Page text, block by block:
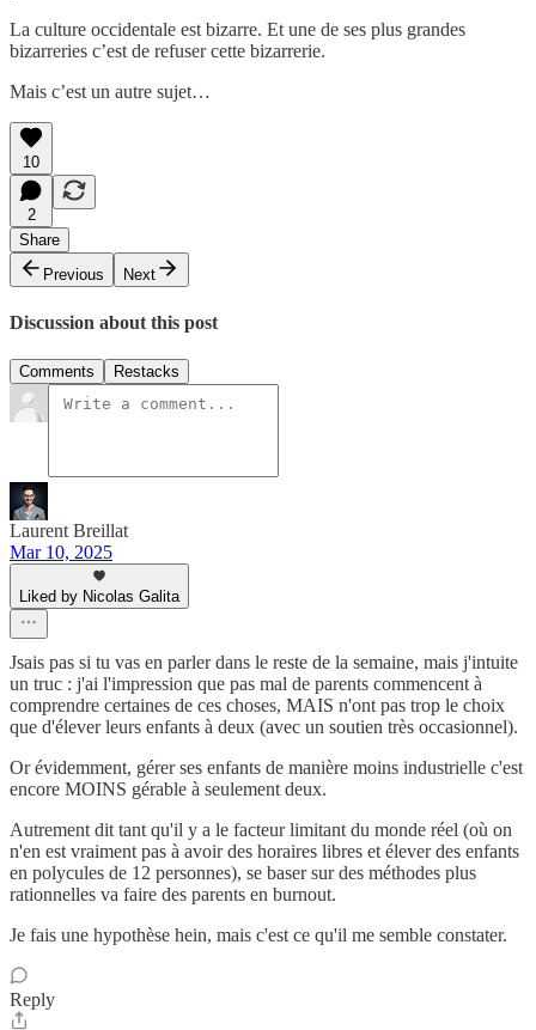
La culture occidentale est bizarre. Et une de ses plus grandes
bizarreries c’est de refuser cette bizarrerie.
Mais c’est un autre sujet…
10
2
Share
Previous
Next
Discussion about this post
Comments Restacks
Laurent Breillat
Mar 10, 2025
Liked by Nicolas Galita
Jsais pas si tu vas en parler dans le reste de la semaine, mais j'intuite
un truc : j'ai l'impression que pas mal de parents commencent à
comprendre certaines de ces choses, MAIS n'ont pas trop le choix
que d'élever leurs enfants à deux (avec un soutien très occasionnel).
Or évidemment, gérer ses enfants de manière moins industrielle c'est
encore MOINS gérable à seulement deux.
Autrement dit tant qu'il y a le facteur limitant du monde réel (où on
n'en est vraiment pas à avoir des horaires libres et élever des enfants
en polycules de 12 personnes), se baser sur des méthodes plus
rationnelles va faire des parents en burnout.
Je fais une hypothèse hein, mais c'est ce qu'il me semble constater.
Reply